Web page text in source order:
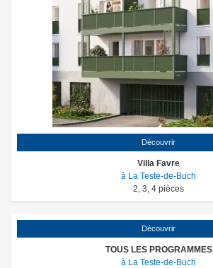
Découvrir
Villa Favre
à La Teste-de-Buch
2 3 4 pièces
Découvrir
TOUS LES PROGRAMMES
à La Teste-de-Buch